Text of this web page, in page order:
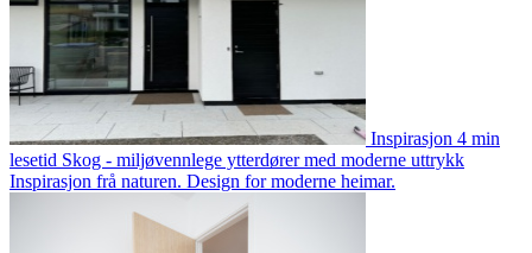
Inspirasjon 4 min
lesetid Skog - miljøvennlege ytterdører med moderne uttrykk
Inspirasjon frå naturen. Design for moderne heimar.